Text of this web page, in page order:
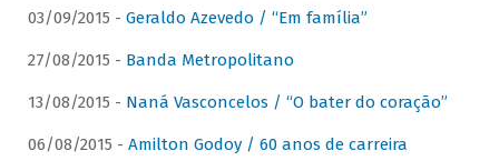
03/09/2015 - Geraldo Azevedo / “Em família”
27/08/2015 - Banda Metropolitano
13/08/2015 - Naná Vasconcelos / “O bater do coração”
06/08/2015 - Amilton Godoy / 60 anos de carreira